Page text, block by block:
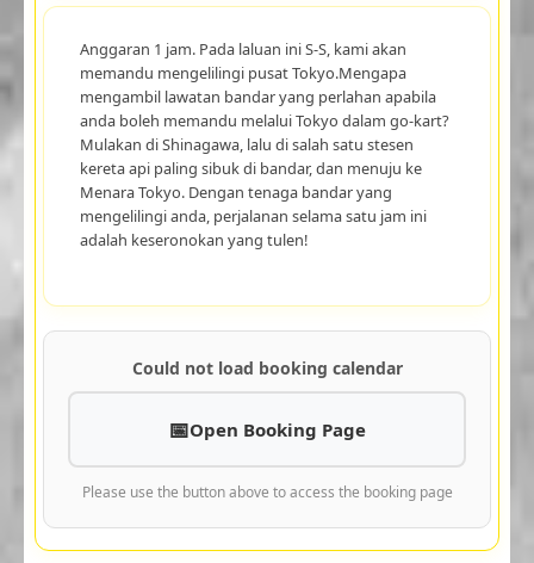
Anggaran 1 jam. Pada laluan ini S-S, kami akan
memandu mengelilingi pusat Tokyo.Mengapa
mengambil lawatan bandar yang perlahan apabila
anda boleh memandu melalui Tokyo dalam go-kart?
Mulakan di Shinagawa, lalu di salah satu stesen
kereta api paling sibuk di bandar, dan menuju ke
Menara Tokyo. Dengan tenaga bandar yang
mengelilingi anda, perjalanan selama satu jam ini
adalah keseronokan yang tulen!
Could not load booking calendar
Open Booking Page
Please use the button above to access the booking page